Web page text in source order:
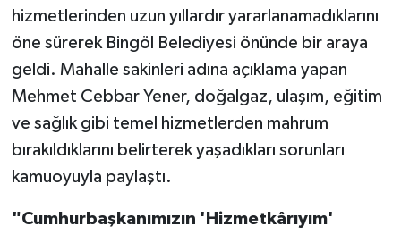
hizmetlerinden uzun yıllardır yararlanamadıklarını
öne sürerek Bingöl Belediyesi önünde bir araya
geldi. Mahalle sakinleri adına açıklama yapan
Mehmet Cebbar Yener, doğalgaz, ulaşım, eğitim
ve sağlık gibi temel hizmetlerden mahrum
bırakıldıklarını belirterek yaşadıkları sorunları
kamuoyuyla paylaştı.
"Cumhurbaşkanımızın 'Hizmetkârıyım'
YAYLADERE